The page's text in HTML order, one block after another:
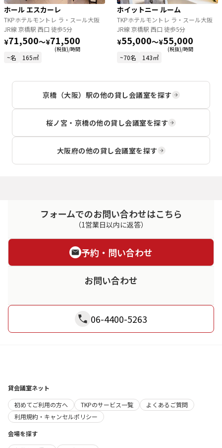
ホール エスカーレ
TKPホテルモントレ ラ・スール大阪
JR線 京橋駅 西口 徒歩5分
¥71,500〜¥71,500
(税抜)/時間
~名 165㎡
ホイットニー ルーム
TKPホテルモントレ ラ・スール大阪
JR線 京橋駅 西口 徒歩5分
¥55,000〜¥55,000
(税抜)/時間
~70名 143㎡
京橋（大阪）駅の他の貸し会議室を探す
桜ノ宮・京橋の他の貸し会議室を探す
大阪府の他の貸し会議室を探す
フォームでのお問い合わせはこちら
（1営業日以内に返答）
予約・問い合わせ
お問い合わせ
06-4400-5263
貸会議室ネット
初めてご利用の方へ
TKPのサービス一覧
よくあるご質問
利用規約・キャンセルポリシー
会場を探す